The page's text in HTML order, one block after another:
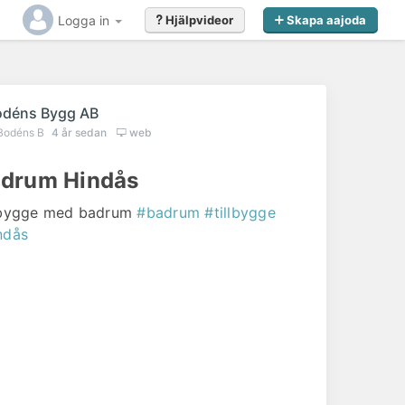
Logga in Skapa aajoda
Hjälpvideor
Bygg AB
B 4 år sedan web
Hindås
med badrum#badrum #tillbygge